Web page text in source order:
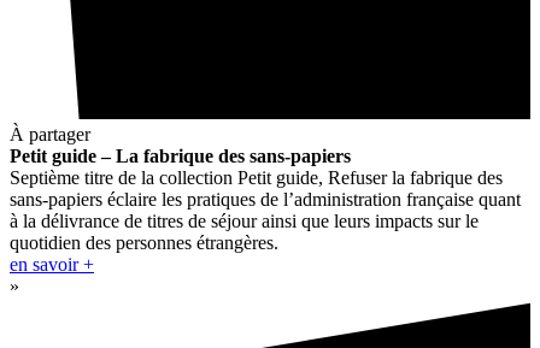
À partager
Petit guide – La fabrique des sans-papiers
Septième titre de la collection Petit guide, Refuser la fabrique des
sans-papiers éclaire les pratiques de l’administration française quant
à la délivrance de titres de séjour ainsi que leurs impacts sur le
quotidien des personnes étrangères.
en savoir +
»